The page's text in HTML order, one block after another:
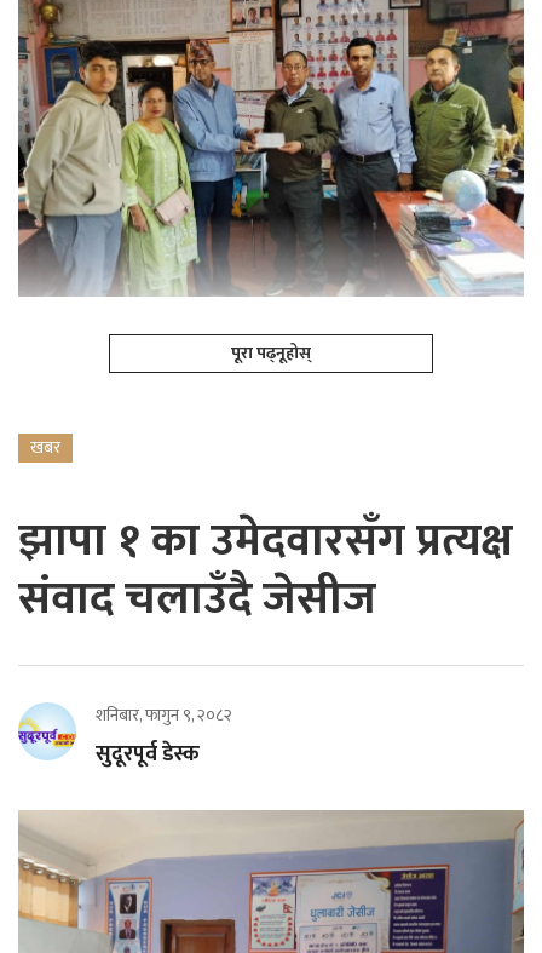
पूरा पढ्नूहोस्
खबर
झापा १ का उमेदवारसँग प्रत्यक्ष
संवाद चलाउँदै जेसीज
शनिबार, फागुन ९, २०८२
सुदूरपूर्व डेस्क